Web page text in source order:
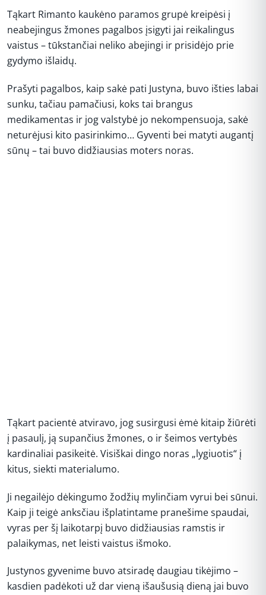
Tąkart Rimanto kaukėno paramos grupė kreipėsi į
neabejingus žmones pagalbos įsigyti jai reikalingus
vaistus – tūkstančiai neliko abejingi ir prisidėjo prie
gydymo išlaidų.
Prašyti pagalbos, kaip sakė pati Justyna, buvo išties labai
sunku, tačiau pamačiusi, koks tai brangus
medikamentas ir jog valstybė jo nekompensuoja, sakė
neturėjusi kito pasirinkimo… Gyventi bei matyti augantį
sūnų – tai buvo didžiausias moters noras.
Tąkart pacientė atviravo, jog susirgusi ėmė kitaip žiūrėti
į pasaulį, ją supančius žmones, o ir šeimos vertybės
kardinaliai pasikeitė. Visiškai dingo noras „lygiuotis“ į
kitus, siekti materialumo.
Ji negailėjo dėkingumo žodžių mylinčiam vyrui bei sūnui.
Kaip ji teigė anksčiau išplatintame pranešime spaudai,
vyras per šį laikotarpį buvo didžiausias ramstis ir
palaikymas, net leisti vaistus išmoko.
Justynos gyvenime buvo atsiradę daugiau tikėjimo –
kasdien padėkoti už dar vieną išaušusią dieną jai buvo